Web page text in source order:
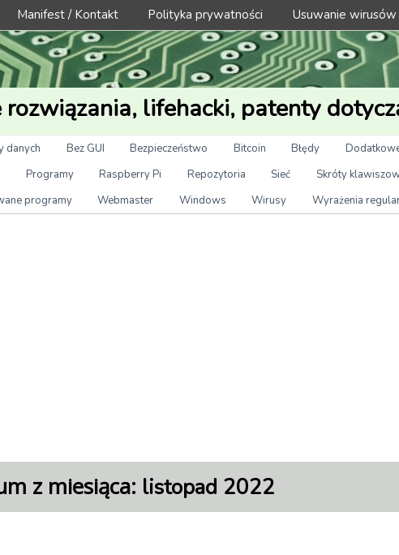
Manifest / Kontakt Polityka prywatności Usuwanie
lifehacki, patenty
danych Bez GUI Bezpieczeństwo Bitcoin Błędy
Programy Raspberry Pi Repozytoria Sieć
Skróty
programy Webmaster Windows Wirusy Wyrażenia
z miesiąca: listopad 2022